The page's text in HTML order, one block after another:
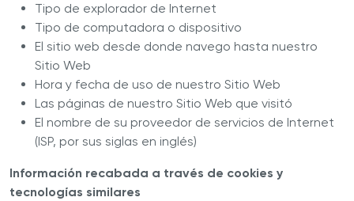
Tipo de explorador de Internet
Tipo de computadora o dispositivo
El sitio web desde donde navego hasta nuestro
Sitio Web
Hora y fecha de uso de nuestro Sitio Web
Las páginas de nuestro Sitio Web que visitó
El nombre de su proveedor de servicios de Internet
(ISP, por sus siglas en inglés)
Información recabada a través de cookies y
tecnologías similares